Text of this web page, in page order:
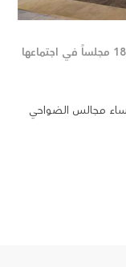
دائرة شؤون الضواحي بالشارقة تبحث مخرجات 18 مجلساً في اجتماعها
مجالس الضواحي